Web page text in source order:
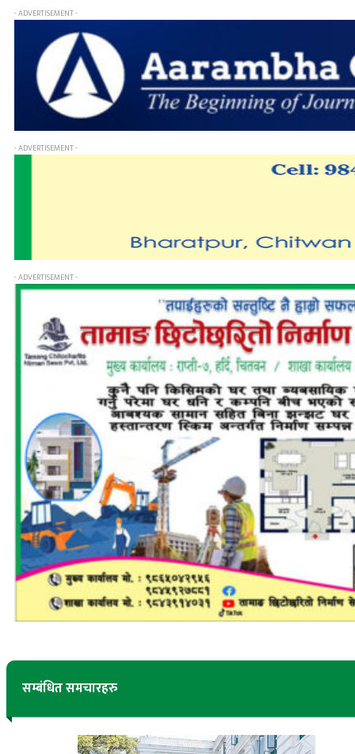
- ADVERTISEMENT -
- ADVERTISEMENT -
- ADVERTISEMENT -
सम्बंधित समचारहरु